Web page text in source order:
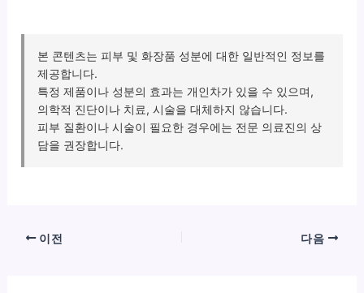
본 콘텐츠는 피부 및 화장품 성분에 대한 일반적인 정보를
제공합니다.
특정 제품이나 성분의 효과는 개인차가 있을 수 있으며,
의학적 진단이나 치료, 시술을 대체하지 않습니다.
피부 질환이나 시술이 필요한 경우에는 전문 의료진의 상
담을 권장합니다.
이전 다음